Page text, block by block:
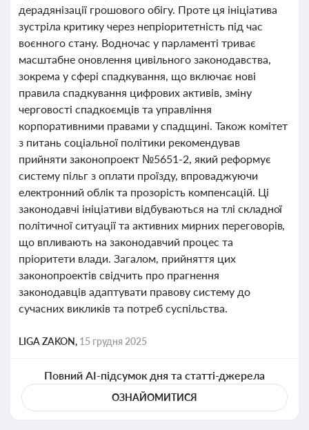
дерадянізації грошового обігу. Проте ця ініціатива
зустріла критику через непріоритетність під час
воєнного стану. Водночас у парламенті триває
масштабне оновлення цивільного законодавства,
зокрема у сфері спадкування, що включає нові
правила спадкування цифрових активів, зміну
черговості спадкоємців та управління
корпоративними правами у спадщині. Також комітет
з питань соціальної політики рекомендував
прийняти законопроект №5651-2, який реформує
систему пільг з оплати проїзду, впроваджуючи
електронний облік та прозорість компенсацій. Ці
законодавчі ініціативи відбуваються на тлі складної
політичної ситуації та активних мирних переговорів,
що впливають на законодавчий процес та
пріоритети влади. Загалом, прийняття цих
законопроектів свідчить про прагнення
законодавців адаптувати правову систему до
сучасних викликів та потреб суспільства.
LIGA ZAKON, 15 грудня 2025
Повний AI-підсумок дня та статті-джерела
ОЗНАЙОМИТИСЯ